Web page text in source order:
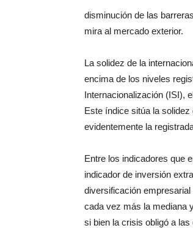
disminución de las
mira al mercado exterior.
La solidez de la
encima de los niveles
Internacionalización (ISI),
Este índice sitúa la
evidentemente la
Entre los indicadores que
indicador de inversión
diversificación
cada vez más la mediana
si bien la crisis obligó a